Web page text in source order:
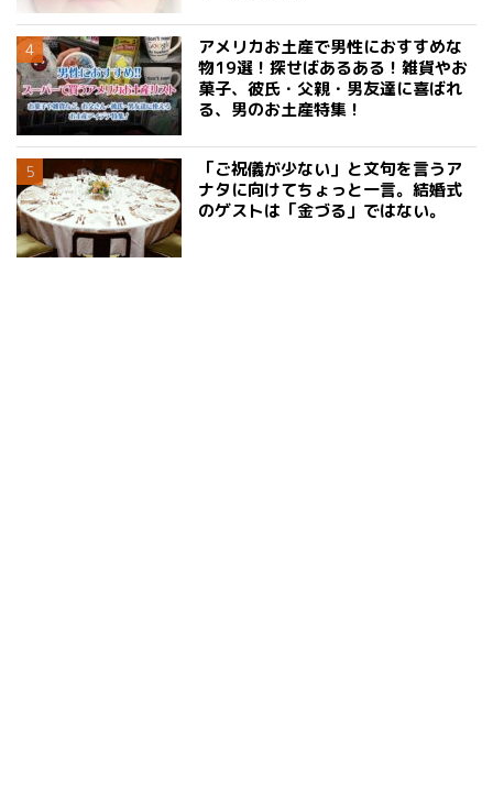
アメリカお土産で男性におすすめな
物19選！探せばあるある！雑貨やお
菓子、彼氏・父親・男友達に喜ばれ
る、男のお土産特集！
「ご祝儀が少ない」と文句を言うア
ナタに向けてちょっと一言。結婚式
のゲストは「金づる」ではない。